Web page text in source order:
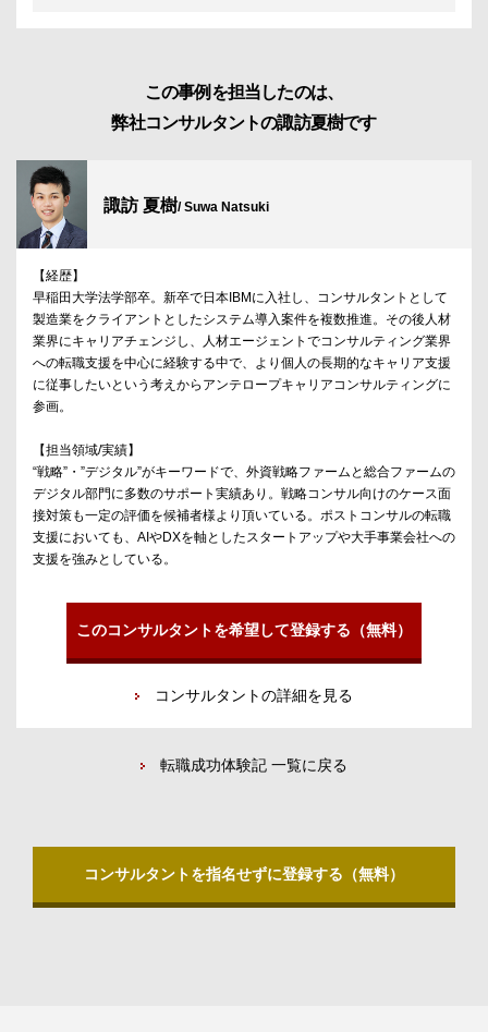
この事例を担当したのは、
弊社コンサルタントの諏訪夏樹です
諏訪 夏樹/ Suwa Natsuki
【経歴】
早稲田大学法学部卒。新卒で日本IBMに入社し、コンサルタントとして
製造業をクライアントとしたシステム導入案件を複数推進。その後人材
業界にキャリアチェンジし、人材エージェントでコンサルティング業界
への転職支援を中心に経験する中で、より個人の長期的なキャリア支援
に従事したいという考えからアンテロープキャリアコンサルティングに
参画。
【担当領域/実績】
“戦略”・”デジタル”がキーワードで、外資戦略ファームと総合ファームの
デジタル部門に多数のサポート実績あり。戦略コンサル向けのケース面
接対策も一定の評価を候補者様より頂いている。ポストコンサルの転職
支援においても、AIやDXを軸としたスタートアップや大手事業会社への
支援を強みとしている。
このコンサルタントを希望して登録する（無料）
コンサルタントの詳細を見る
転職成功体験記 一覧に戻る
コンサルタントを指名せずに登録する（無料）